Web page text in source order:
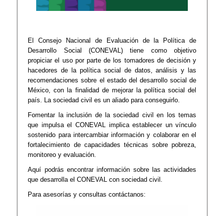
El Consejo Nacional de Evaluación de la Política de
Desarrollo Social (CONEVAL) tiene como objetivo
propiciar el uso por parte de los tomadores de decisión y
hacedores de la política social de datos, análisis y las
recomendaciones sobre el estado del desarrollo social de
México, con la finalidad de mejorar la política social del
país. La sociedad civil es un aliado para conseguirlo.
Fomentar la inclusión de la sociedad civil en los temas
que impulsa el CONEVAL implica establecer un vínculo
sostenido para intercambiar información y colaborar en el
fortalecimiento de capacidades técnicas sobre pobreza,
monitoreo y evaluación.
Aquí podrás encontrar información sobre las actividades
que desarrolla el CONEVAL con sociedad civil.
Para asesorías y consultas contáctanos: